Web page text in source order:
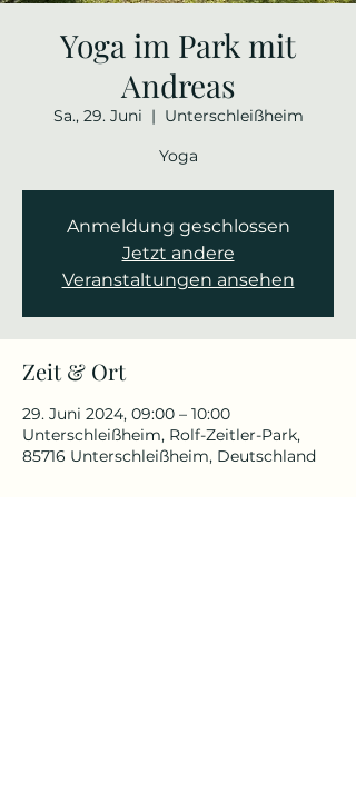
Yoga im Park mit
Andreas
Sa., 29. Juni
  |
Unterschleißheim
Yoga
Anmeldung geschlossen
Jetzt andere
Veranstaltungen ansehen
Zeit & Ort
29. Juni 2024, 09:00 – 10:00
Unterschleißheim, Rolf-Zeitler-Park,
85716 Unterschleißheim, Deutschland